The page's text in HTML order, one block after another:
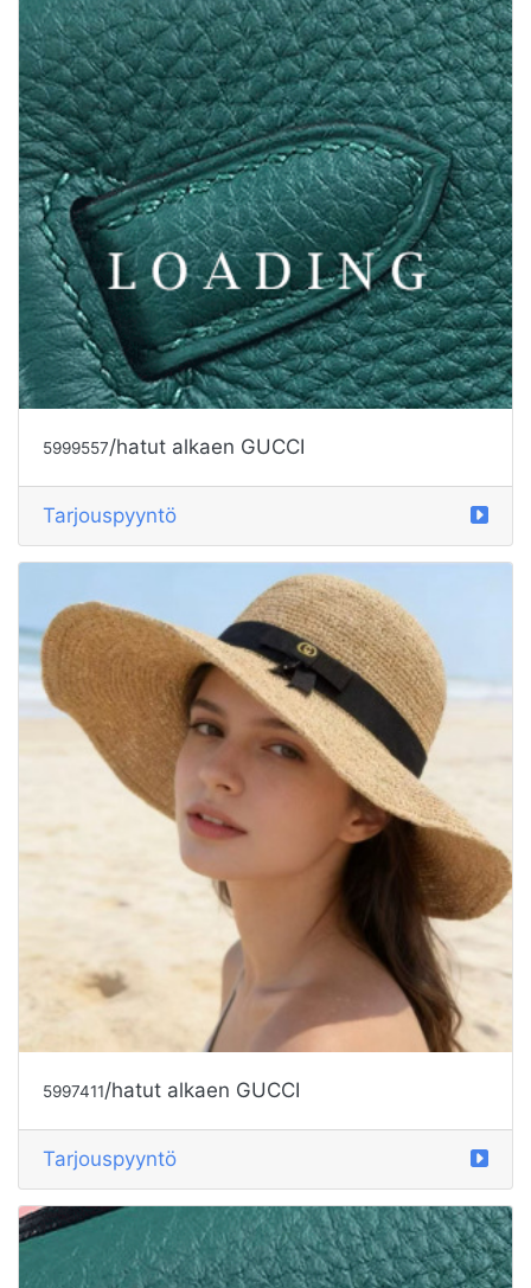
5999557/hatut alkaen GUCCI
Tarjouspyyntö
5997411/hatut alkaen GUCCI
Tarjouspyyntö